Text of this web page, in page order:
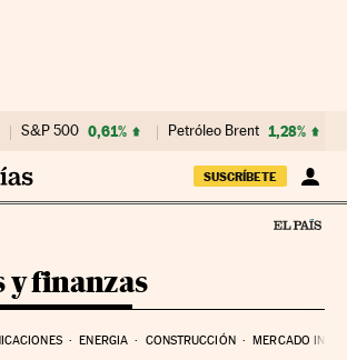
S&P 500 0,61% Petróleo Brent 1,28%
SUSCRÍBETE
y finanzas
ENERGIA CONSTRUCCIÓN MERCADO